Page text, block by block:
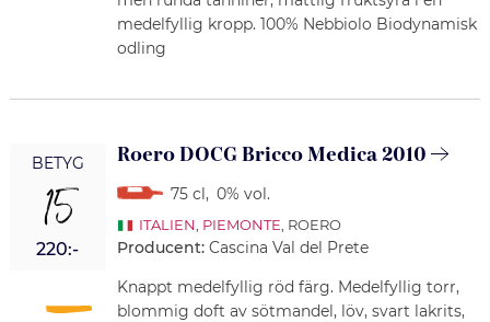
medelfyllig kropp. 100% Nebbiolo Biodynamisk
odling
BETYG
15
220:-
Roero DOCG Bricco Medica 2010
75 cl, 0% vol.
ITALIEN PIEMONTE , ROERO
Producent: Cascina Val del Prete
Knappt medelfyllig röd färg. Medelfyllig torr,
blommig doft av sötmandel, löv, svart lakrits,